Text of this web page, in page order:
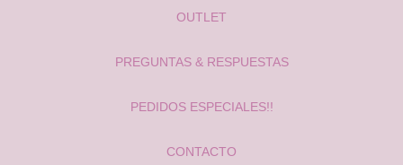
OUTLET
PREGUNTAS & RESPUESTAS
PEDIDOS ESPECIALES!!
CONTACTO